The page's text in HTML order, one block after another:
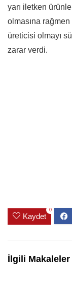
yarı iletken
olmasına
üreticisi olmayı
zarar verdi.
Kaydet
0
İlgili Makaleler